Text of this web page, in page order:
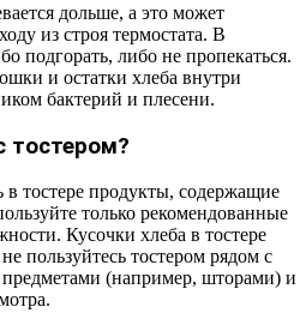
дольше, а это может
из строя термостата. В
подгорать, либо не пропекаться.
и остатки хлеба внутри
бактерий и плесени.
тостером?
в тостере продукты, содержащие
только рекомендованные
Кусочки хлеба в тостере
пользуйтесь тостером рядом с
(например, шторами) и